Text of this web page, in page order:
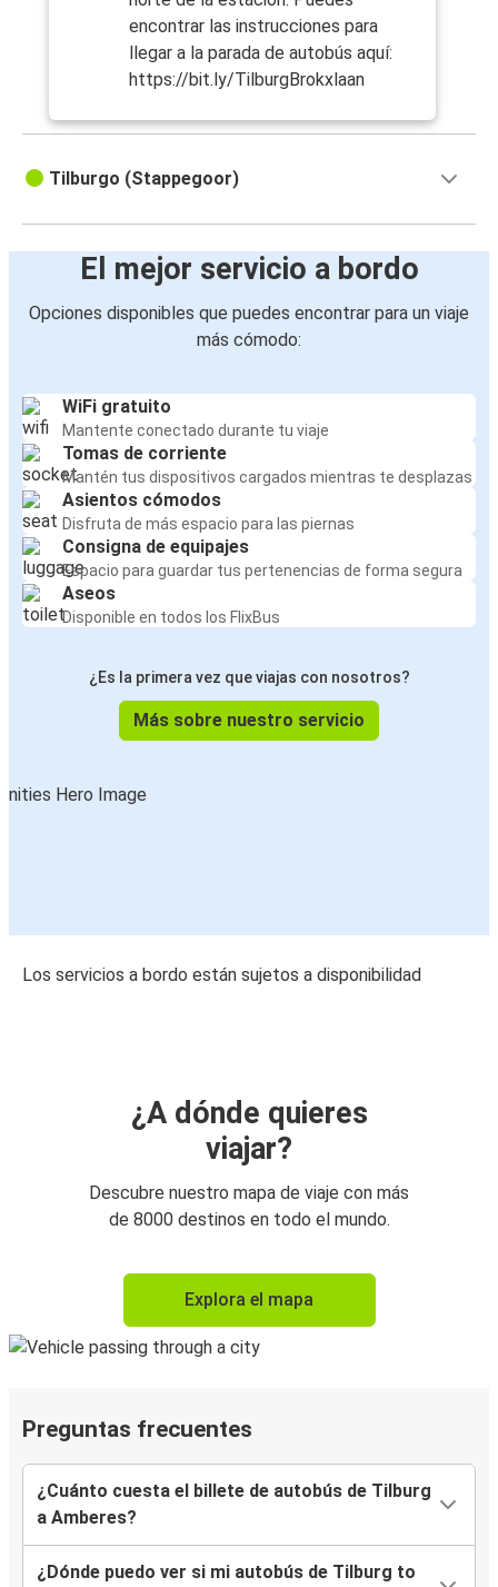
encontrar las instrucciones para
llegar a la parada de autobús aquí:
https://bit.ly/TilburgBrokxlaan
Tilburgo (Stappegoor)
El mejor servicio a bordo
Opciones disponibles que puedes encontrar para un viaje
más cómodo:
WiFi gratuito
Mantente conectado durante tu viaje
Tomas de corriente
Mantén tus dispositivos cargados mientras te desplazas
Asientos cómodos
Disfruta de más espacio para las piernas
Consigna de equipajes
Espacio para guardar tus pertenencias de forma segura
Aseos
Disponible en todos los FlixBus
¿Es la primera vez que viajas con nosotros?
Más sobre nuestro servicio
Los servicios a bordo están sujetos a disponibilidad
¿A dónde quieres
viajar?
Descubre nuestro mapa de viaje con más
de 8000 destinos en todo el mundo.
Explora el mapa
Preguntas frecuentes
¿Cuánto cuesta el billete de autobús de Tilburg
a Amberes?
¿Dónde puedo ver si mi autobús de Tilburg to